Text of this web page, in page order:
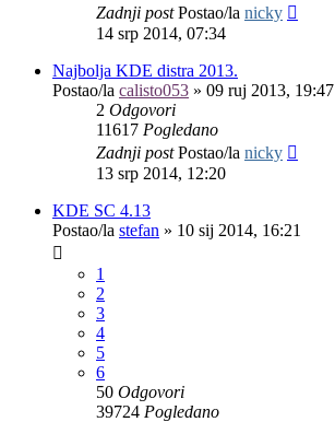
Zadnji postPostao/la nicky
14 srp 2014, 07:34
Najbolja KDE distra 2013.
Postao/la calisto053 » 09 ruj 2013, 19:47
2 Odgovori
11617 Pogledano
Zadnji postPostao/la nicky
13 srp 2014, 12:20
KDE SC 4.13
Postao/la stefan » 10 sij 2014, 16:21
1
2
3
4
5
6
50 Odgovori
39724 Pogledano